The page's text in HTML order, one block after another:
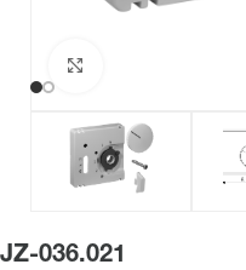
JZ-036.021